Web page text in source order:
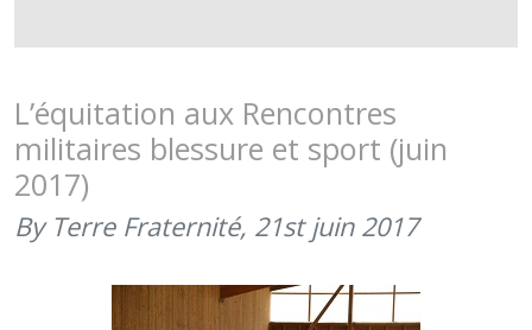
(RMBS)
L’équitation aux Rencontres
militaires blessure et sport (juin
2017)
By Terre Fraternité, 21st juin 2017